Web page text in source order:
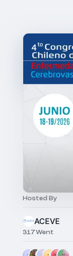
Hosted By
ACEVE
317 Went